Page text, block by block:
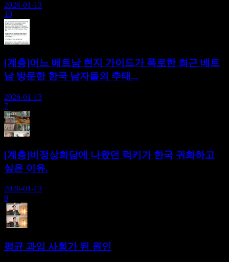
2026-01-13
10
[계층]어느 베트남 현지 가이드가 폭로한 최근 베트
남 방문한 한국 남자들의 추태...
2026-01-13
7
[계층]비정상회담에 나왔던 럭키가 한국 귀화하고
싶은 이유.
2026-01-13
9
평균 과잉 사회가 된 원인